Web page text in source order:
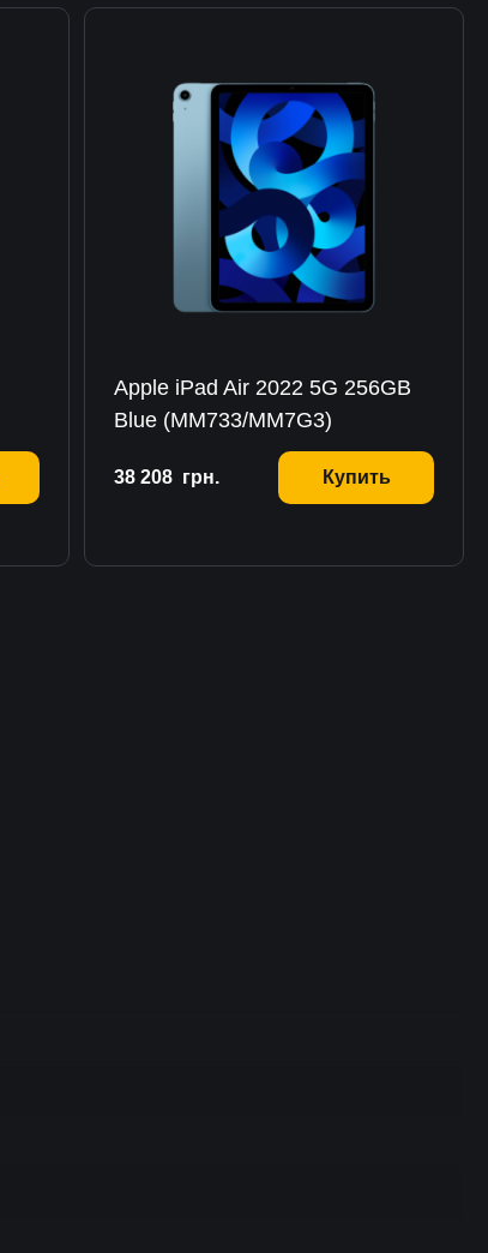
Apple iPad Air 2022 5G 256GB
Blue (MM733/MM7G3)
38 208 грн. Купить